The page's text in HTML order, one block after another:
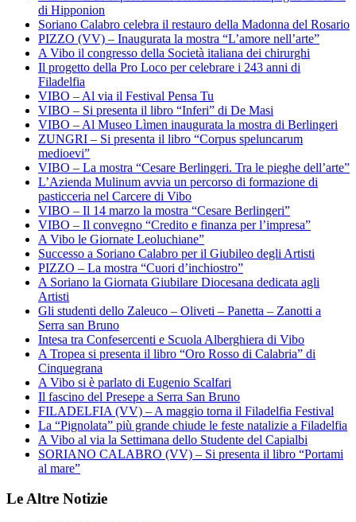
di Hipponion
Soriano Calabro celebra il restauro della Madonna del Rosario
PIZZO (VV) – Inaugurata la mostra “L’amore nell’arte”
A Vibo il congresso della Società italiana dei chirurghi
Il progetto della Pro Loco per celebrare i 243 anni di
Filadelfia
VIBO – Al via il Festival Pensa Tu
VIBO – Si presenta il libro “Inferi” di De Masi
VIBO – Al Museo Lìmen inaugurata la mostra di Berlingeri
ZUNGRI – Si presenta il libro “Corpus speluncarum
medioevi”
VIBO – La mostra “Cesare Berlingeri. Tra le pieghe dell’arte”
L’Azienda Mulinum avvia un percorso di formazione di
pasticceria nel Carcere di Vibo
VIBO – Il 14 marzo la mostra “Cesare Berlingeri”
VIBO – Il convegno “Credito e finanza per l’impresa”
A Vibo le Giornate Leoluchiane”
Successo a Soriano Calabro per il Giubileo degli Artisti
PIZZO – La mostra “Cuori d’inchiostro”
A Soriano la Giornata Giubilare Diocesana dedicata agli
Artisti
Gli studenti dello Zaleuco – Oliveti – Panetta – Zanotti a
Serra san Bruno
Intesa tra Confesercenti e Scuola Alberghiera di Vibo
A Tropea si presenta il libro “Oro Rosso di Calabria” di
Cinquegrana
A Vibo si è parlato di Eugenio Scalfari
Il fascino del Presepe a Serra San Bruno
FILADELFIA (VV) – A maggio torna il Filadelfia Festival
La “Pignolata” più grande chiude le feste natalizie a Filadelfia
A Vibo al via la Settimana dello Studente del Capialbi
SORIANO CALABRO (VV) – Si presenta il libro “Portami
al mare”
Le Altre Notizie